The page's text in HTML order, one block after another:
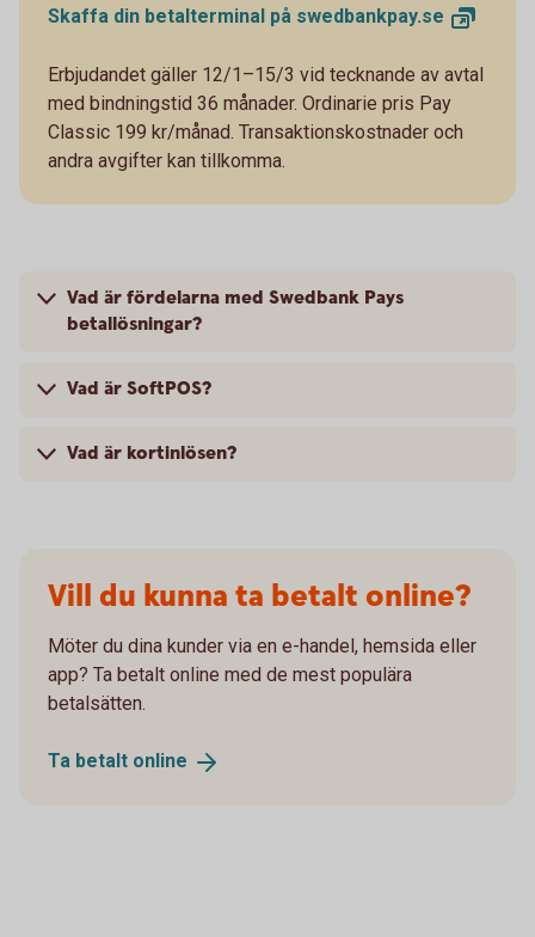
Skaffa din betalterminal på swedbankpay.se
Erbjudandet gäller 12/1–15/3 vid tecknande av avtal
med bindningstid 36 månader. Ordinarie pris Pay
Classic 199 kr/månad. Transaktionskostnader och
andra avgifter kan tillkomma.
Vad är fördelarna med Swedbank Pays
betallösningar?
Vad är SoftPOS?
Vad är kortinlösen?
Vill du kunna ta betalt online?
Möter du dina kunder via en e-handel, hemsida eller
app? Ta betalt online med de mest populära
betalsätten.
Ta betalt online